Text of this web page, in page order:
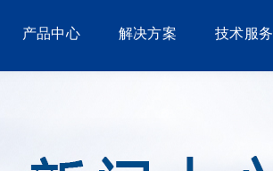
产品中心 解决方案 技术服务